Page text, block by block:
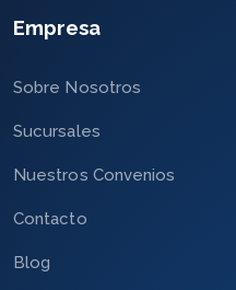
Empresa
Sobre Nosotros
Sucursales
Nuestros Convenios
Contacto
Blog